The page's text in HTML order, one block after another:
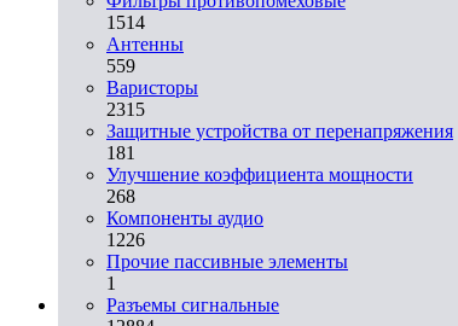
1514
Антенны
559
Варисторы
2315
Защитные устройства от перенапряжения
181
Улучшение коэффициента мощности
268
Компоненты аудио
1226
Прочие пассивные элементы
1
Разъeмы сигнальные